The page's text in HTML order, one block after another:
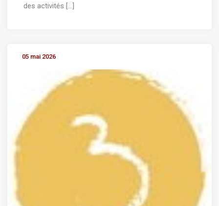
des activités [...]
05 mai 2026